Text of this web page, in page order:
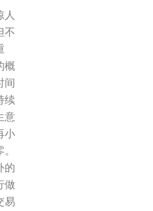
人
不
概
间
续
意
小
的
做
易